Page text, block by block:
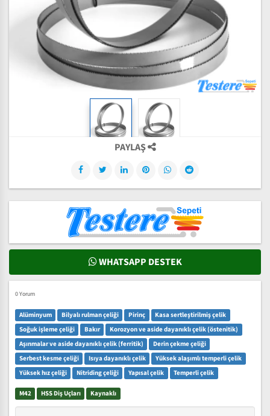
PAYLAŞ
WHATSAPP DESTEK
0 Yorum
Alüminyum Bilyalı rulman çeliği Pirinç
Kasa sertleştirilmiş çelik
Soğuk işleme çeliği
Bakır
Korozyon ve aside dayanıklı çelik (östenitik)
Aşınmalar ve aside dayanıklı çelik (ferritik)
Derin çekme çeliği
Serbest kesme çeliği
Isıya dayanıklı çelik
Yüksek alaşımlı temperli çelik
Yüksek hız çeliği
Nitriding çeliği Yapısal çelik Temperli çelik
M42 HSS Diş Uçları Kaynaklı